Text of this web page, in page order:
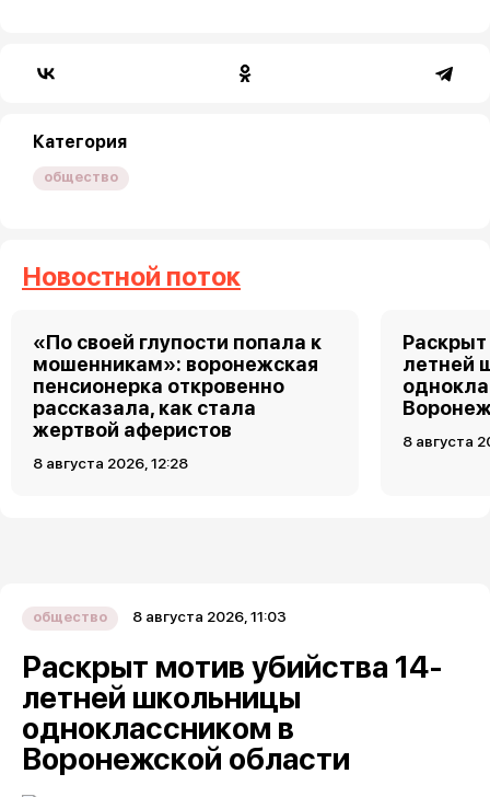
Категория
общество
Новостной поток
«По своей глупости попала к
мошенникам»: воронежская
пенсионерка откровенно
рассказала, как стала
жертвой аферистов
8 августа 2026, 12:28
летней
8 августа
общество 8 августа 2026, 11:03
Раскрыт мотив убийства 14-
летней школьницы
одноклассником в
Воронежской области